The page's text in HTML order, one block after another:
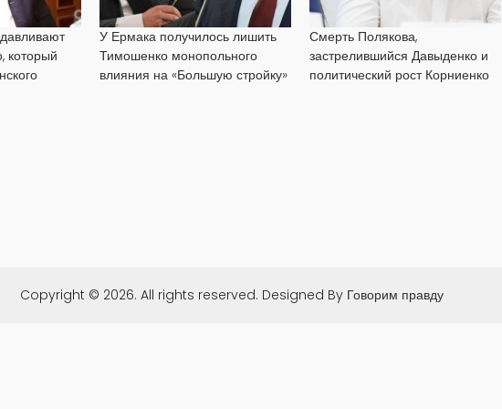
который
У Ермака получилось лишить
Тимошенко монопольного
влияния на «Большую стройку»
Смерть Полякова,
застрелившийся Давыденко и
политический рост Корниенко
Copyright © 2026. All rights reserved. Designed By Говорим правду